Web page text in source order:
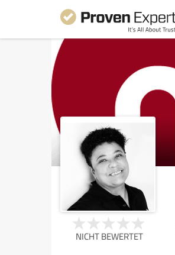
NICHT BEWERTET